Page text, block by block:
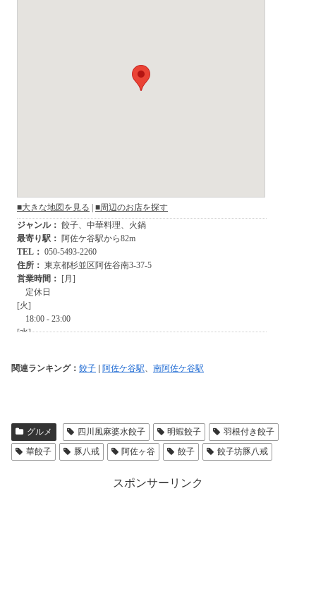
関連ランキング： 餃子 | 阿佐ケ谷駅 南阿佐ケ谷駅
グルメ 四川風麻婆水餃子 明蝦餃子
羽根付き餃子
華餃子
豚八戒 阿佐ヶ谷 餃子 餃子坊豚八戒
スポンサーリンク